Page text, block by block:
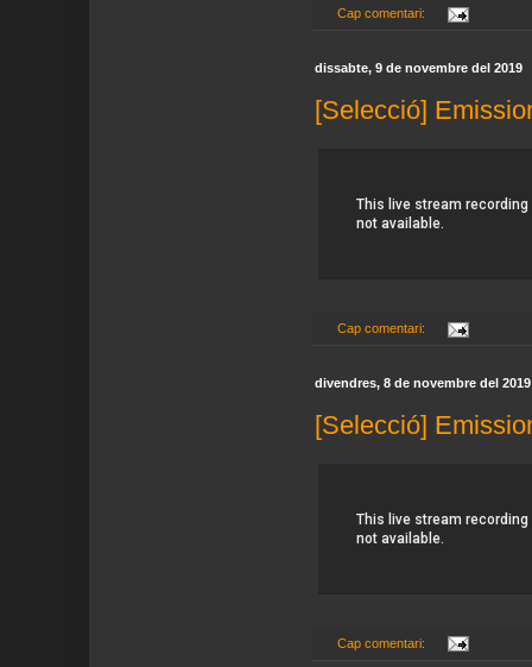
Cap comentari:
dissabte, 9 de novembre del 2019
[Selecció]
Cap comentari:
divendres, 8 de novembre del 2019
[Selecció]
Cap comentari: